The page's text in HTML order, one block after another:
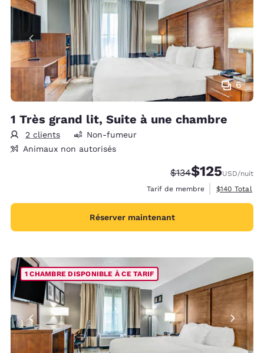
6
1 Très grand lit, Suite à une chambre
2 clients
Non-fumeur
Animaux non autorisés
Tarif barré :
$134Tarif réduit :
$125USD/nuit
Tarif de membre
Afficher les
$140 Total
Réserver maintenant
1 CHAMBRE DISPONIBLE À CE TARIF